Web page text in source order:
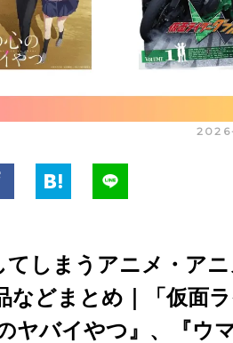
しまうアニメ・ア
などまとめ｜「仮面
ヤバイやつ』、『ウ